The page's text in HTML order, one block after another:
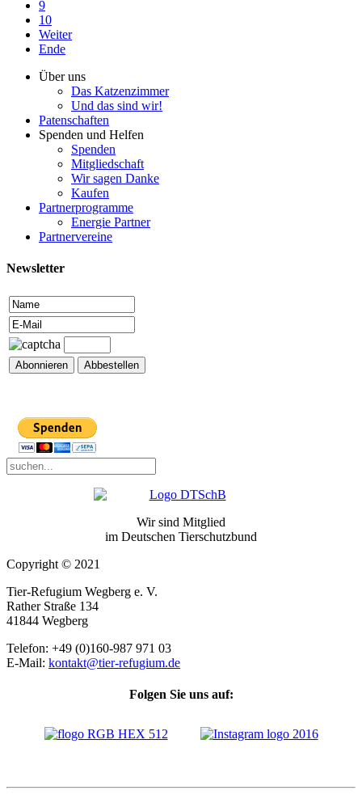
9
10
Weiter
Ende
Über uns
Das Katzenzimmer
Und das sind wir!
Patenschaften
Spenden und Helfen
Spenden
Mitgliedschaft
Wir sagen Danke
Kaufen
Partnerprogramme
Energie Partner
Partnervereine
Newsletter
Wir sind Mitglied
im Deutschen Tierschutzbund
Copyright © 2021
Tier-Refugium Wegberg e. V.
Rather Straße 134
41844 Wegberg
Telefon: +49 (0)160-987 971 03
E-Mail: kontakt@tier-refugium.de
Folgen Sie uns auf: